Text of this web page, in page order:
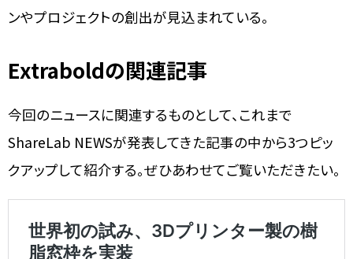
ンやプロジェクトの創出が見込まれている。
Extraboldの関連記事
今回のニュースに関連するものとして、これまで
ShareLab NEWSが発表してきた記事の中から3つピッ
クアップして紹介する。ぜひあわせてご覧いただきたい。